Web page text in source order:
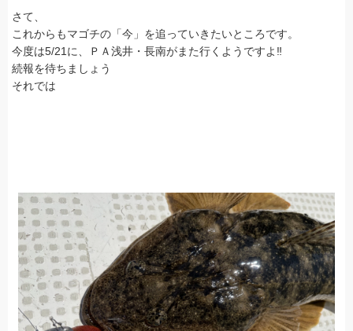
さて、
これからもマゴチの「今」を追っていきたいところです。
今度は5/21に、ＰＡ浅井・長南がまた行くようですよ‼
続報を待ちましょう
それでは